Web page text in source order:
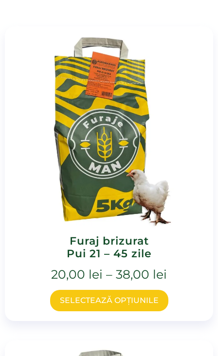
Furaj brizurat
Pui 21 – 45 zile
20,00 lei – 38,00 lei
SELECTEAZĂ OPȚIUNILE